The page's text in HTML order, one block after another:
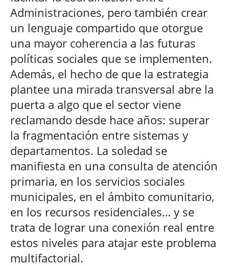
Administraciones, pero también crear
un lenguaje compartido que otorgue
una mayor coherencia a las futuras
políticas sociales que se implementen.
Además, el hecho de que la estrategia
plantee una mirada transversal abre la
puerta a algo que el sector viene
reclamando desde hace años: superar
la fragmentación entre sistemas y
departamentos. La soledad se
manifiesta en una consulta de atención
primaria, en los servicios sociales
municipales, en el ámbito comunitario,
en los recursos residenciales… y se
trata de lograr una conexión real entre
estos niveles para atajar este problema
multifactorial.